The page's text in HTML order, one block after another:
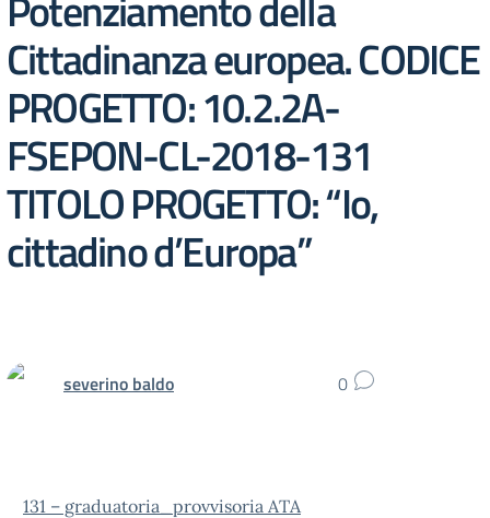
Cittadinanza europea. CODICE
PROGETTO: 10.2.2A-
FSEPON-CL-2018-131
TITOLO PROGETTO: “Io,
cittadino d’Europa”
severino baldo 0
131 – graduatoria_provvisoria ATA